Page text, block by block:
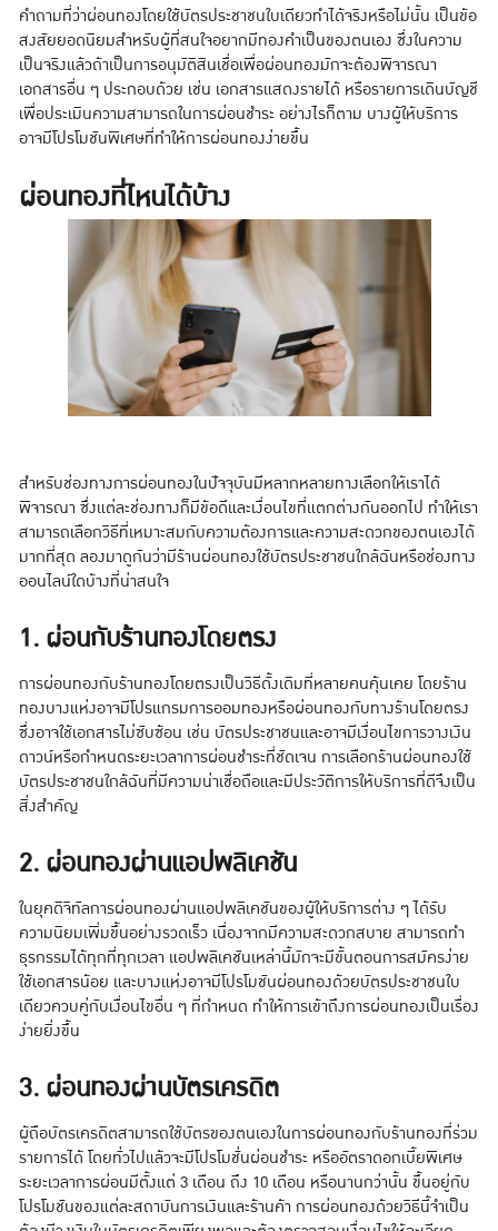
คำถามที่ว่าผ่อนทองโดยใช้บัตรประชาชนใบเดียวทำได้จริงหรือไม่นั้น เป็นข้อ
สงสัยยอดนิยมสำหรับผู้ที่สนใจอยากมีทองคำเป็นของตนเอง ซึ่งในความ
เป็นจริงแล้วถ้าเป็นการอนุมัติสินเชื่อเพื่อผ่อนทองมักจะต้องพิจารณา
เอกสารอื่น ๆ ประกอบด้วย เช่น เอกสารแสดงรายได้ หรือรายการเดินบัญชี
เพื่อประเมินความสามารถในการผ่อนชำระ อย่างไรก็ตาม บางผู้ให้บริการ
อาจมีโปรโมชันพิเศษที่ทำให้การผ่อนทองง่ายขึ้น
ผ่อนทองที่ไหนได้บ้าง
สำหรับช่องทางการผ่อนทองในปัจจุบันมีหลากหลายทางเลือกให้เราได้
พิจารณา ซึ่งแต่ละช่องทางก็มีข้อดีและเงื่อนไขที่แตกต่างกันออกไป ทำให้เรา
สามารถเลือกวิธีที่เหมาะสมกับความต้องการและความสะดวกของตนเองได้
มากที่สุด ลองมาดูกันว่ามีร้านผ่อนทองใช้บัตรประชาชนใกล้ฉันหรือช่องทาง
ออนไลน์ใดบ้างที่น่าสนใจ
1. ผ่อนกับร้านทองโดยตรง
การผ่อนทองกับร้านทองโดยตรงเป็นวิธีดั้งเดิมที่หลายคนคุ้นเคย โดยร้าน
ทองบางแห่งอาจมีโปรแกรมการออมทองหรือผ่อนทองกับทางร้านโดยตรง
ซึ่งอาจใช้เอกสารไม่ซับซ้อน เช่น บัตรประชาชนและอาจมีเงื่อนไขการวางเงิน
ดาวน์หรือกำหนดระยะเวลาการผ่อนชำระที่ชัดเจน การเลือกร้านผ่อนทองใช้
บัตรประชาชนใกล้ฉันที่มีความน่าเชื่อถือและมีประวัติการให้บริการที่ดีจึงเป็น
สิ่งสำคัญ
2. ผ่อนทองผ่านแอปพลิเคชัน
ในยุคดิจิทัลการผ่อนทองผ่านแอปพลิเคชันของผู้ให้บริการต่าง ๆ ได้รับ
ความนิยมเพิ่มขึ้นอย่างรวดเร็ว เนื่องจากมีความสะดวกสบาย สามารถทำ
ธุรกรรมได้ทุกที่ทุกเวลา แอปพลิเคชันเหล่านี้มักจะมีขั้นตอนการสมัครง่าย
ใช้เอกสารน้อย และบางแห่งอาจมีโปรโมชันผ่อนทองด้วยบัตรประชาชนใบ
เดียวควบคู่กับเงื่อนไขอื่น ๆ ที่กำหนด ทำให้การเข้าถึงการผ่อนทองเป็นเรื่อง
ง่ายยิ่งขึ้น
3. ผ่อนทองผ่านบัตรเครดิต
ผู้ถือบัตรเครดิตสามารถใช้บัตรของตนเองในการผ่อนทองกับร้านทองที่ร่วม
รายการได้ โดยทั่วไปแล้วจะมีโปรโมชั่นผ่อนชำระ หรืออัตราดอกเบี้ยพิเศษ
ระยะเวลาการผ่อนมีตั้งแต่ 3 เดือน ถึง 10 เดือน หรือนานกว่านั้น ขึ้นอยู่กับ
โปรโมชันของแต่ละสถาบันการเงินและร้านค้า การผ่อนทองด้วยวิธีนี้จำเป็น